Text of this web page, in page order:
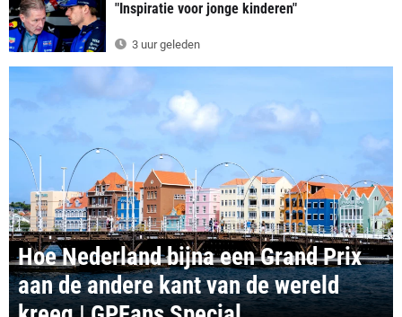
"Inspiratie voor jonge kinderen"
3 uur geleden
Hoe Nederland bijna een Grand Prix
aan de andere kant van de wereld